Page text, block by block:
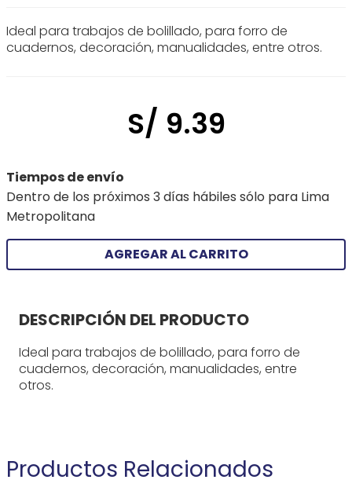
Ideal para trabajos de bolillado, para forro de
cuadernos, decoración, manualidades, entre otros.
S/ 9.39
Tiempos de envío
Dentro de los próximos 3 días hábiles sólo para Lima
Metropolitana
AGREGAR AL CARRITO
DESCRIPCIÓN DEL PRODUCTO
Ideal para trabajos de bolillado, para forro de
cuadernos, decoración, manualidades, entre
otros.
Productos Relacionados